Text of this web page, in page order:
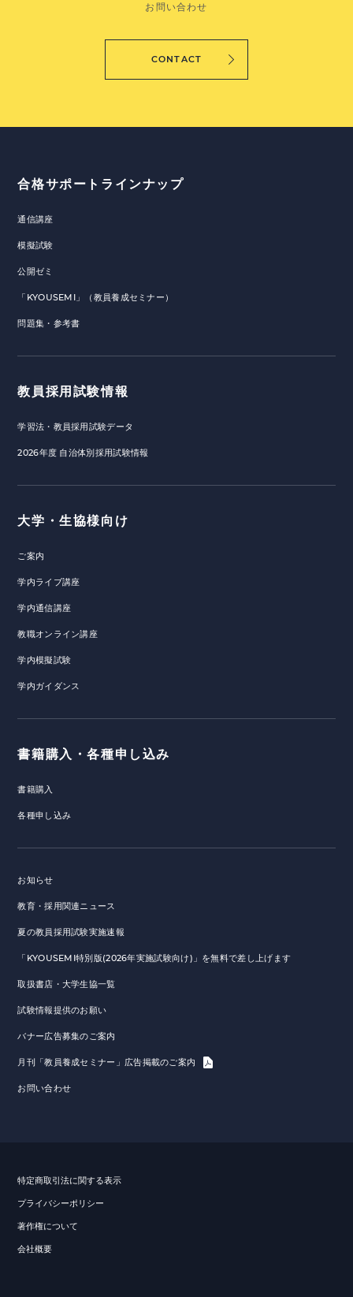
お問い合わせ
CONTACT
合格サポートラインナップ
通信講座
模擬試験
公開ゼミ
「KYOUSEMI」（教員養成セミナー）
問題集・参考書
教員採用試験情報
学習法・教員採用試験データ
2026年度 自治体別採用試験情報
大学・生協様向け
ご案内
学内ライブ講座
学内通信講座
教職オンライン講座
学内模擬試験
学内ガイダンス
書籍購入・各種申し込み
書籍購入
各種申し込み
お知らせ
教育・採用関連ニュース
夏の教員採用試験実施速報
「KYOUSEMI特別版(2026年実施試験向け)」を無料で差し上げます
取扱書店・大学生協一覧
試験情報提供のお願い
バナー広告募集のご案内
月刊「教員養成セミナー」広告掲載のご案内
お問い合わせ
特定商取引法に関する表示
プライバシーポリシー
著作権について
会社概要